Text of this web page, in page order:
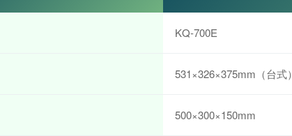
KQ-700E
531×326×375mm（台式）
500×300×150mm